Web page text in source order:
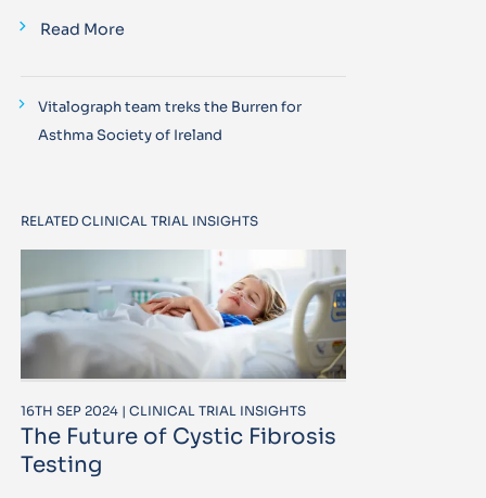
Read More
Vitalograph team treks the Burren for
Asthma Society of Ireland
RELATED CLINICAL TRIAL INSIGHTS
16TH SEP 2024 | CLINICAL TRIAL INSIGHTS
The Future of Cystic Fibrosis
Testing